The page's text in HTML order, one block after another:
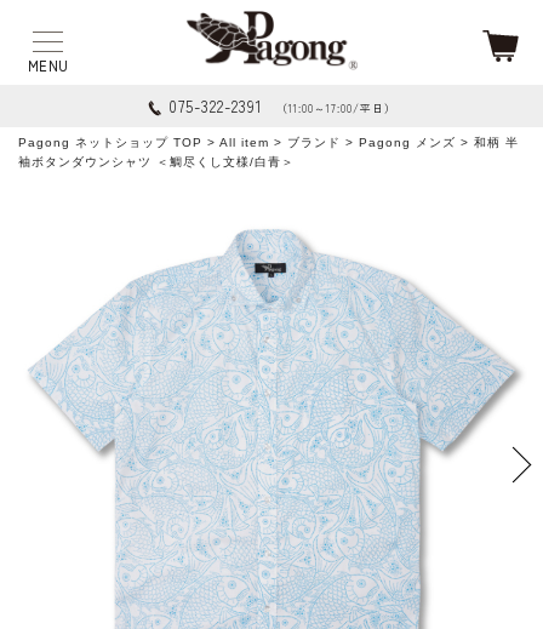
075-322-2391 （11:00～17:00/平日）
Pagong ネットショップ TOP > All item > ブランド > Pagong メンズ > 和柄 半
袖ボタンダウンシャツ ＜鯛尽くし文様/白青＞